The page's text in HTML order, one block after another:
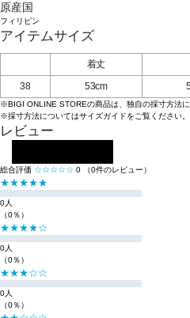
原産国
フィリピン
アイテムサイズ
着丈
38
53cm
※BIGI ONLINE STOREの商品は、独自の採寸方法に
※採寸方法についてはサイズガイドをご覧ください。
レビュー
総合評価 ☆☆☆☆☆ 0 （0件のレビュー）
★★★★★
0人
（0％）
★★★★☆
0人
（0％）
★★★☆☆
0人
（0％）